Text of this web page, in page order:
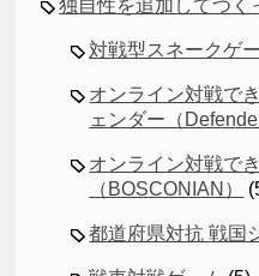
独自性を追加してつく
対戦型スネークゲ
オンライン対戦で
ェンダー（Defender
オンライン対戦で
（BOSCONIAN）
都道府県対抗 戦国